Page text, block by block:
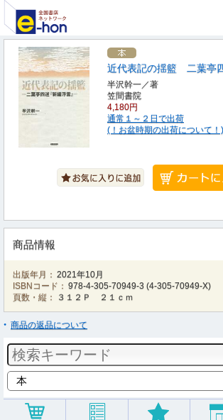
近代表記の揺籃 二葉亭
半沢幹一／著
笠間書院
4,180円
通常１～２日で出荷
(！お盆時期の出荷について！)
商品情報
出版年月： 2021年10月
ISBNコード： 978-4-305-70949-3 (4-305-70949-X)
頁数・縦：
３１２Ｐ ２１ｃｍ
商品の返品について